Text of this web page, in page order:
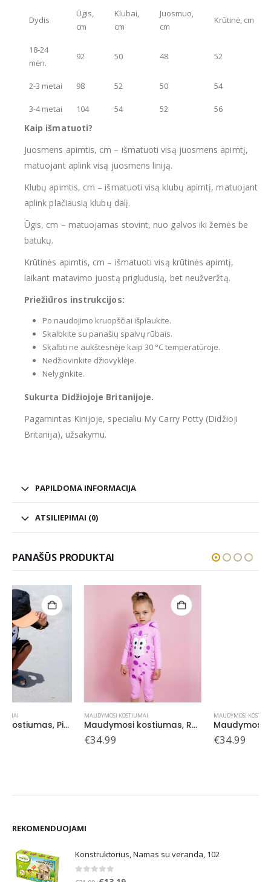
Dydis
Ūgis,
cm
Klubai,
cm
Juosmuo,
cm
Krūtinė, cm
18-24
mėn.
92 50 48 52
2-3 metai 98 52 50 54
3-4 metai 104 54 52 56
Kaip išmatuoti?
Juosmens apimtis, cm – išmatuoti visą juosmens apimtį,
matuojant aplink visą juosmens liniją.
Klubų apimtis, cm – išmatuoti visą klubų apimtį, matuojant
aplink plačiausią klubų dalį.
Ūgis, cm – matuojamas stovint, nuo galvos iki žemės be
batukų.
Krūtinės apimtis, cm – išmatuoti visą krūtinės apimtį,
laikant matavimo juostą prigludusią, bet neužveržtą.
Priežiūros instrukcijos:
Po naudojimo kruopščiai išplaukite.
Skalbkite su panašių spalvų rūbais.
Skalbti ne aukštesnėje kaip 30 °C temperatūroje.
Nedžiovinkite džiovyklėje.
Nelyginkite.
Sukurta Didžiojoje Britanijoje.
Pagamintas Kinijoje, specialiu My Carry Potty (Didžioji
Britanija), užsakymu.
PAPILDOMA INFORMACIJA
ATSILIEPIMAI (0)
PANAŠŪS PRODUKTAI
MAUDYMOSI KOSTIUMAI
Maudymosi kostiumas, Rožinis Drakonas 2-3 m.
MAUDYMOSI KOSTIUMAI
Maudymosi kostiumas, Dinozauras 18-24 mėn.
REKOMENDUOJAMI
Konstruktorius, Namas su veranda, 102
out of 5